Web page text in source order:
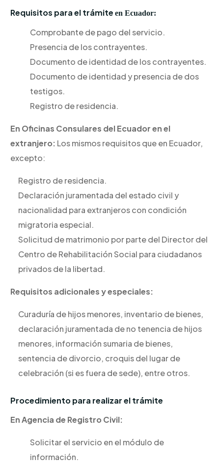
Requisitos para el trámiteen Ecuador:
Comprobante de pago del servicio.
Presencia de los contrayentes.
Documento de identidad de los contrayentes.
Documento de identidad y presencia de dos
testigos.
Registro de residencia.
En Oficinas Consulares del Ecuador en el
extranjero: Los mismos requisitos que en Ecuador,
excepto:
Registro de residencia.
Declaración juramentada del estado civil y
nacionalidad para extranjeros con condición
migratoria especial.
Solicitud de matrimonio por parte del Director del
Centro de Rehabilitación Social para ciudadanos
privados de la libertad.
Requisitos adicionales y especiales:
Curaduría de hijos menores, inventario de bienes,
declaración juramentada de no tenencia de hijos
menores, información sumaria de bienes,
sentencia de divorcio, croquis del lugar de
celebración (si es fuera de sede), entre otros.
Procedimiento para realizar el trámite
En Agencia de Registro Civil:
Solicitar el servicio en el módulo de
información.